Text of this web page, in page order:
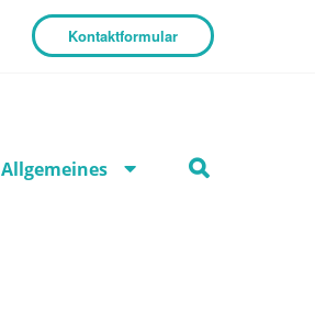
Kontaktformular
Allgemeines